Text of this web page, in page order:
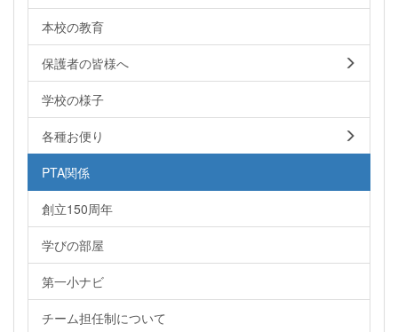
本校の教育
保護者の皆様へ
学校の様子
各種お便り
PTA関係
創立150周年
学びの部屋
第一小ナビ
チーム担任制について